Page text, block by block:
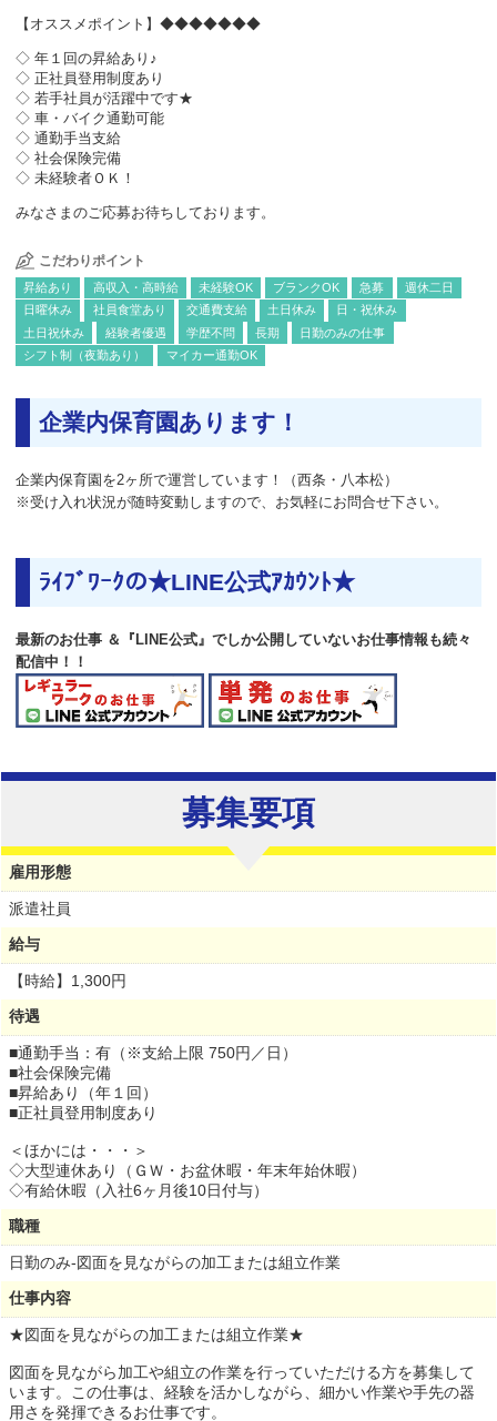
【オススメポイント】◆◆◆◆◆◆◆
◇ 年１回の昇給あり♪
◇ 正社員登用制度あり
◇ 若手社員が活躍中です★
◇ 車・バイク通勤可能
◇ 通勤手当支給
◇ 社会保険完備
◇ 未経験者ＯＫ！
みなさまのご応募お待ちしております。
こだわりポイント
昇給あり 高収入・高時給 未経験OK ブランクOK 急募
週休二日
日曜休み
社員食堂あり 交通費支給 土日休み
日・祝休み
土日祝休み
経験者優遇 学歴不問 長期
日勤のみの仕事
シフト制（夜勤あり）
マイカー通勤OK
企業内保育園あります！
企業内保育園を2ヶ所で運営しています！（西条・八本松）
※受け入れ状況が随時変動しますので、お気軽にお問合せ下さい。
ﾗｲﾌﾞﾜｰｸの★LINE公式ｱｶｳﾝﾄ★
最新のお仕事 ＆『LINE公式』でしか公開していないお仕事情報も続々
配信中！！
募集要項
雇用形態
派遣社員
給与
【時給】 1,300円
待遇
■通勤手当：有（※支給上限 750円／日）
■社会保険完備
■昇給あり（年１回）
■正社員登用制度あり
＜ほかには・・・＞
◇大型連休あり（ＧＷ・お盆休暇・年末年始休暇）
◇有給休暇（入社6ヶ月後10日付与）
職種
日勤のみ-図面を見ながらの加工または組立作業
仕事内容
★図面を見ながらの加工または組立作業★
図面を見ながら加工や組立の作業を行っていただける方を募集して
います。この仕事は、経験を活かしながら、細かい作業や手先の器
用さを発揮できるお仕事です。